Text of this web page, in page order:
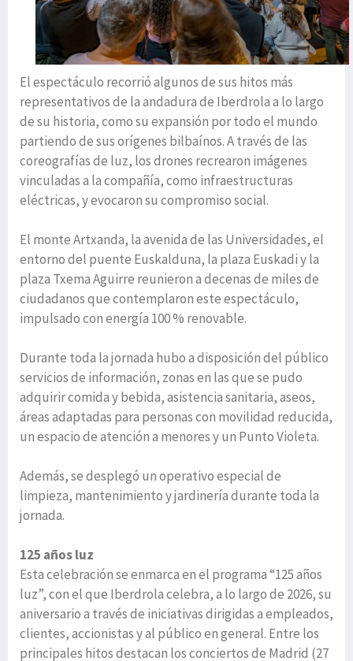
El espectáculo recorrió algunos de sus hitos más
representativos de la andadura de Iberdrola a lo largo
de su historia, como su expansión por todo el mundo
partiendo de sus orígenes bilbaínos. A través de las
coreografías de luz, los drones recrearon imágenes
vinculadas a la compañía, como infraestructuras
eléctricas, y evocaron su compromiso social.
El monte Artxanda, la avenida de las Universidades, el
entorno del puente Euskalduna, la plaza Euskadi y la
plaza Txema Aguirre reunieron a decenas de miles de
ciudadanos que contemplaron este espectáculo,
impulsado con energía 100 % renovable.
Durante toda la jornada hubo a disposición del público
servicios de información, zonas en las que se pudo
adquirir comida y bebida, asistencia sanitaria, aseos,
áreas adaptadas para personas con movilidad reducida,
un espacio de atención a menores y un Punto Violeta.
Además, se desplegó un operativo especial de
limpieza, mantenimiento y jardinería durante toda la
jornada.
125 años luz
Esta celebración se enmarca en el programa “125 años
luz”, con el que Iberdrola celebra, a lo largo de 2026, su
aniversario a través de iniciativas dirigidas a empleados,
clientes, accionistas y al público en general. Entre los
principales hitos destacan los conciertos de Madrid (27